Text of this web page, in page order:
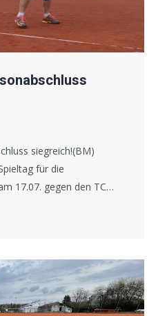
siegreich!(BM)
für die
17.07. gegen den TC…